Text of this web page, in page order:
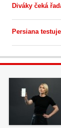
Diváky čeká
Persiana